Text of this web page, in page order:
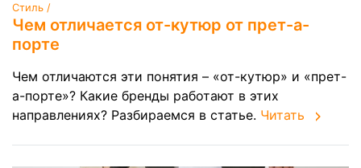
Стиль /
Чем отличается от-кутюр от прет-а-
порте
Чем отличаются эти понятия – «от-кутюр» и «прет-
а-порте»? Какие бренды работают в этих
направлениях? Разбираемся в статье. Читать